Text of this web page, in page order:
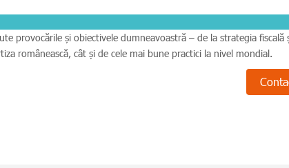
provocările și obiectivele dumneavoastră – de la strategia
românească, cât și de cele mai bune practici la nivel mondial.